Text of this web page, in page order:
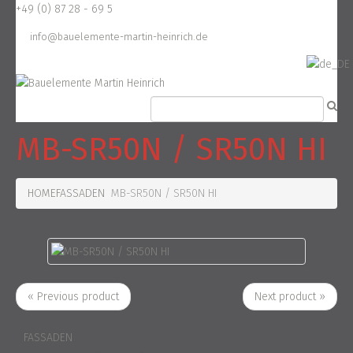
+49 (0) 87 28 - 69 5
info@bauelemente-martin-heinrich.de
MB-SR50N / SR50N HI
HOMEFASSADEN MB-SR50N / SR50N HI
« Previous product Next product »
FASSADEN